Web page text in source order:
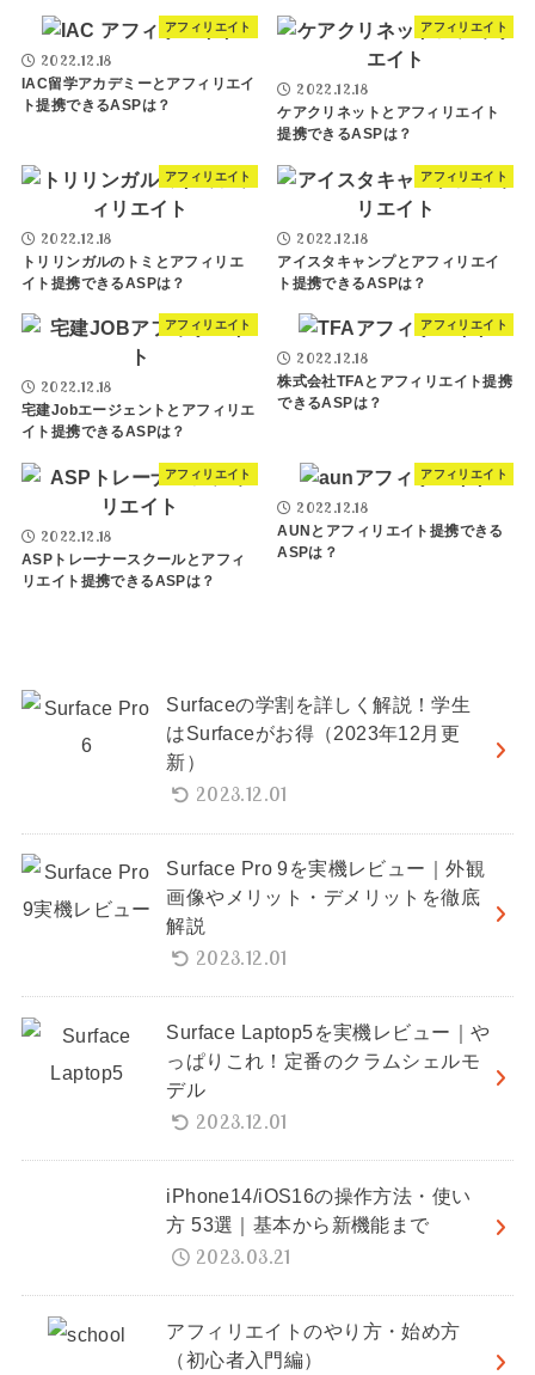
アフィリエイト
2022.12.18
IAC留学アカデミーとアフィリエイ
ト提携できるASPは？
アフィリエイト
2022.12.18
ケアクリネットとアフィリエイト
提携できるASPは？
アフィリエイト
2022.12.18
トリリンガルのトミとアフィリエ
イト提携できるASPは？
アフィリエイト
2022.12.18
アイスタキャンプとアフィリエイ
ト提携できるASPは？
アフィリエイト
2022.12.18
宅建Jobエージェントとアフィリエ
イト提携できるASPは？
アフィリエイト
2022.12.18
株式会社TFAとアフィリエイト提携
できるASPは？
アフィリエイト
2022.12.18
ASPトレーナースクールとアフィ
リエイト提携できるASPは？
アフィリエイト
2022.12.18
AUNとアフィリエイト提携できる
ASPは？
Surfaceの学割を詳しく解説！学生
はSurfaceがお得（2023年12月更
新）
2023.12.01
Surface Pro 9を実機レビュー｜外観
画像やメリット・デメリットを徹底
解説
2023.12.01
Surface Laptop5を実機レビュー｜や
っぱりこれ！定番のクラムシェルモ
デル
2023.12.01
iPhone14/iOS16の操作方法・使い
方 53選｜基本から新機能まで
2023.03.21
アフィリエイトのやり方・始め方
（初心者入門編）